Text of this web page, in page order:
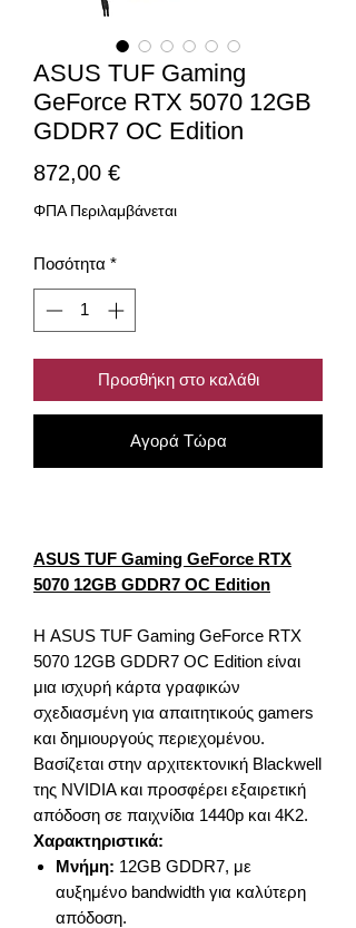
ASUS TUF Gaming
GeForce RTX 5070 12GB
GDDR7 OC Edition
872,00 €Τιμή
ΦΠΑ Περιλαμβάνεται
Ποσότητα *
Προσθήκη στο καλάθι
Αγορά Τώρα
ASUS TUF Gaming GeForce RTX
5070 12GB GDDR7 OC Edition
Η ASUS TUF Gaming GeForce RTX
5070 12GB GDDR7 OC Edition είναι
μια ισχυρή κάρτα γραφικών
σχεδιασμένη για απαιτητικούς gamers
και δημιουργούς περιεχομένου.
Βασίζεται στην αρχιτεκτονική Blackwell
της NVIDIA και προσφέρει εξαιρετική
απόδοση σε παιχνίδια 1440p και 4K2.
Χαρακτηριστικά:
Μνήμη: 12GB GDDR7, με
αυξημένο bandwidth για καλύτερη
απόδοση.